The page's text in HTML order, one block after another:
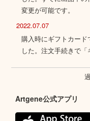
変更が可能です。
2022.07.07
購入時にギフトカー
した。注文手続きで「
Artgene公式アプリ